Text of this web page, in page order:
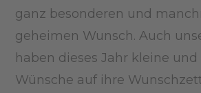
ganz besonderen und
geheimen Wunsch. Auch
haben dieses Jahr kleine und
Wünsche auf ihre